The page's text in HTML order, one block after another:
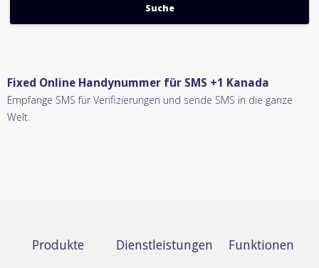
Fixed Online Handynummer für SMS +1 Kanada
Empfange SMS für Verifizierungen und sende SMS in die ganze
Welt.
Produkte Dienstleistungen Funktionen